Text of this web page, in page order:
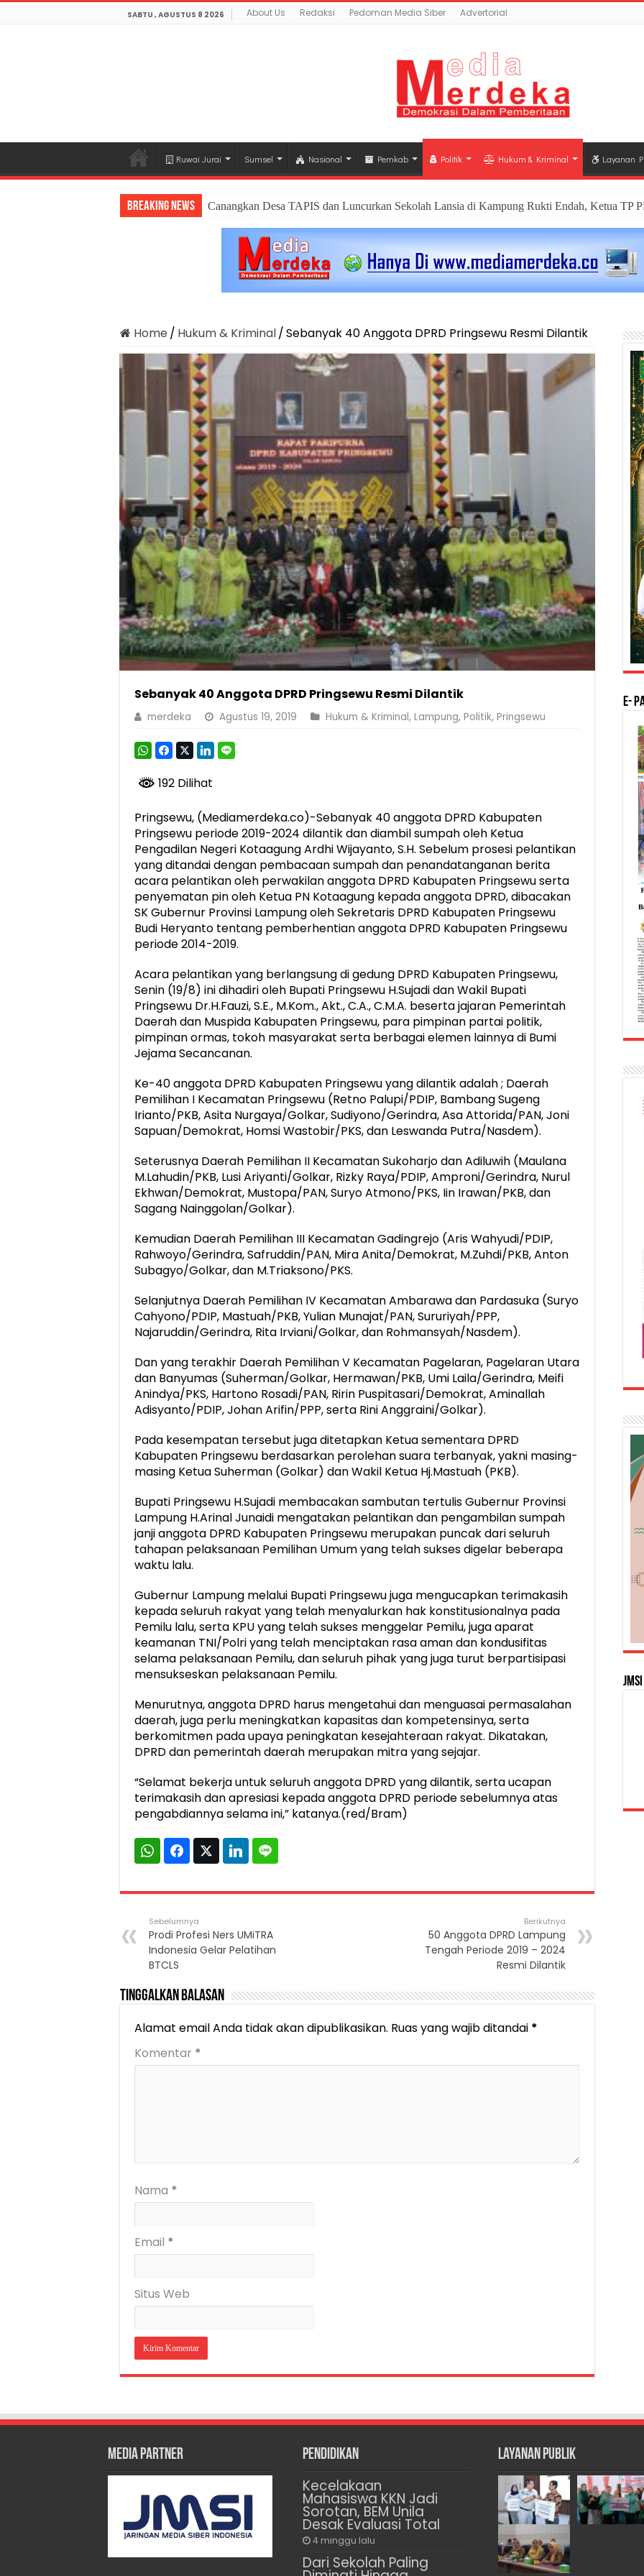
SABTU , AGUSTUS 8 2026 About Us Redaksi Pedoman Media Siber Advertorial
Ruwai Jurai Sumsel Nasional Pemkab Politik Hukum & Kriminal Layanan
Breaking News Canangkan Desa TAPIS dan Luncurkan Sekolah Lansia di Kampung Rukti Endah, Ketua
Home / Hukum & Kriminal/Sebanyak 40 Anggota DPRD Pringsewu Resmi Dilantik
Sebanyak 40 Anggota DPRD Pringsewu Resmi Dilantik
merdeka Agustus 19, 2019 Hukum & Kriminal, Lampung, Politik, Pringsewu
192 Dilihat
Pringsewu, (Mediamerdeka.co)-Sebanyak 40 anggota DPRD Kabupaten
Pringsewu periode 2019-2024 dilantik dan diambil sumpah oleh Ketua
Pengadilan Negeri Kotaagung Ardhi Wijayanto, S.H. Sebelum prosesi pelantikan
yang ditandai dengan pembacaan sumpah dan penandatanganan berita
acara pelantikan oleh perwakilan anggota DPRD Kabupaten Pringsewu serta
penyematan pin oleh Ketua PN Kotaagung kepada anggota DPRD, dibacakan
SK Gubernur Provinsi Lampung oleh Sekretaris DPRD Kabupaten Pringsewu
Budi Heryanto tentang pemberhentian anggota DPRD Kabupaten Pringsewu
periode 2014-2019.
Acara pelantikan yang berlangsung di gedung DPRD Kabupaten Pringsewu,
Senin (19/8) ini dihadiri oleh Bupati Pringsewu H.Sujadi dan Wakil Bupati
Pringsewu Dr.H.Fauzi, S.E., M.Kom., Akt., C.A., C.M.A. beserta jajaran Pemerintah
Daerah dan Muspida Kabupaten Pringsewu, para pimpinan partai politik,
pimpinan ormas, tokoh masyarakat serta berbagai elemen lainnya di Bumi
Jejama Secancanan.
Ke-40 anggota DPRD Kabupaten Pringsewu yang dilantik adalah ; Daerah
Pemilihan I Kecamatan Pringsewu (Retno Palupi/PDIP, Bambang Sugeng
Irianto/PKB, Asita Nurgaya/Golkar, Sudiyono/Gerindra, Asa Attorida/PAN, Joni
Sapuan/Demokrat, Homsi Wastobir/PKS, dan Leswanda Putra/Nasdem).
Seterusnya Daerah Pemilihan II Kecamatan Sukoharjo dan Adiluwih (Maulana
M.Lahudin/PKB, Lusi Ariyanti/Golkar, Rizky Raya/PDIP, Amproni/Gerindra, Nurul
Ekhwan/Demokrat, Mustopa/PAN, Suryo Atmono/PKS, Iin Irawan/PKB, dan
Sagang Nainggolan/Golkar).
Kemudian Daerah Pemilihan III Kecamatan Gadingrejo (Aris Wahyudi/PDIP,
Rahwoyo/Gerindra, Safruddin/PAN, Mira Anita/Demokrat, M.Zuhdi/PKB, Anton
Subagyo/Golkar, dan M.Triaksono/PKS.
Selanjutnya Daerah Pemilihan IV Kecamatan Ambarawa dan Pardasuka (Suryo
Cahyono/PDIP, Mastuah/PKB, Yulian Munajat/PAN, Sururiyah/PPP,
Najaruddin/Gerindra, Rita Irviani/Golkar, dan Rohmansyah/Nasdem).
Dan yang terakhir Daerah Pemilihan V Kecamatan Pagelaran, Pagelaran Utara
dan Banyumas (Suherman/Golkar, Hermawan/PKB, Umi Laila/Gerindra, Meifi
Anindya/PKS, Hartono Rosadi/PAN, Ririn Puspitasari/Demokrat, Aminallah
Adisyanto/PDIP, Johan Arifin/PPP, serta Rini Anggraini/Golkar).
Pada kesempatan tersebut juga ditetapkan Ketua sementara DPRD
Kabupaten Pringsewu berdasarkan perolehan suara terbanyak, yakni masing-
masing Ketua Suherman (Golkar) dan Wakil Ketua Hj.Mastuah (PKB).
Bupati Pringsewu H.Sujadi membacakan sambutan tertulis Gubernur Provinsi
Lampung H.Arinal Junaidi mengatakan pelantikan dan pengambilan sumpah
janji anggota DPRD Kabupaten Pringsewu merupakan puncak dari seluruh
tahapan pelaksanaan Pemilihan Umum yang telah sukses digelar beberapa
waktu lalu.
Gubernur Lampung melalui Bupati Pringsewu juga mengucapkan terimakasih
kepada seluruh rakyat yang telah menyalurkan hak konstitusionalnya pada
Pemilu lalu, serta KPU yang telah sukses menggelar Pemilu, juga aparat
keamanan TNI/Polri yang telah menciptakan rasa aman dan kondusifitas
selama pelaksanaan Pemilu, dan seluruh pihak yang juga turut berpartisipasi
mensukseskan pelaksanaan Pemilu.
Menurutnya, anggota DPRD harus mengetahui dan menguasai permasalahan
daerah, juga perlu meningkatkan kapasitas dan kompetensinya, serta
berkomitmen pada upaya peningkatan kesejahteraan rakyat. Dikatakan,
DPRD dan pemerintah daerah merupakan mitra yang sejajar.
“Selamat bekerja untuk seluruh anggota DPRD yang dilantik, serta ucapan
terimakasih dan apresiasi kepada anggota DPRD periode sebelumnya atas
pengabdiannya selama ini,” katanya.(red/Bram)
Sebelumnya
Prodi Profesi Ners UMiTRA
Indonesia Gelar Pelatihan
BTCLS
Berikutnya
50 Anggota DPRD Lampung
Tengah Periode 2019 – 2024
Resmi Dilantik
Tinggalkan Balasan
Alamat email Anda tidak akan dipublikasikan. Ruas yang wajib ditandai *
Komentar *
Nama *
Email *
Situs Web
E-
JMSI
Media Partner Pendidikan
Kecelakaan
Mahasiswa KKN Jadi
Sorotan, BEM Unila
Desak Evaluasi Total
4 minggu lalu
Dari Sekolah Paling
Layanan Publik